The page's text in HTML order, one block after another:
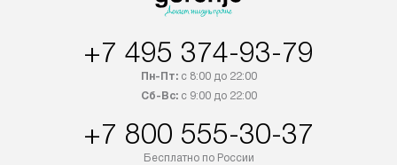
в течение трех дней. Доставка
регионы осуществляется через
100% предоплаты наша компания
до представительства
транспортной компании в городе
подключения к
определяется
+7 495 374-93-79
Пн-Пт:с 8:00 до 22:00
Сб-Вс:с 9:00 до 22:00
+7 800 555-30-37
Бесплатно по России